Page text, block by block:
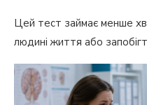
Цей тест займає менше
людині життя або